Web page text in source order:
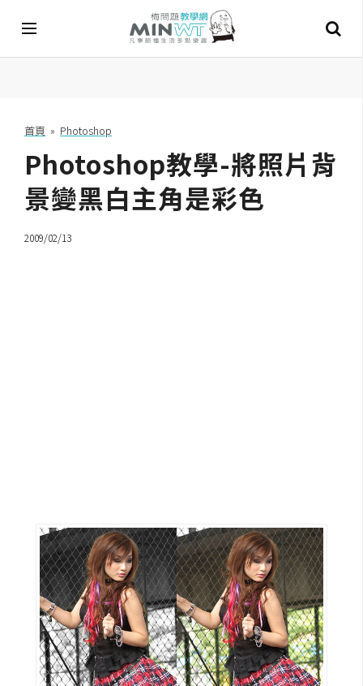
A
具
C
A
I
生
成
圖
片
首頁 » Photoshop
Photoshop教學-將照片背
景變黑白主角是彩色
2009/02/13